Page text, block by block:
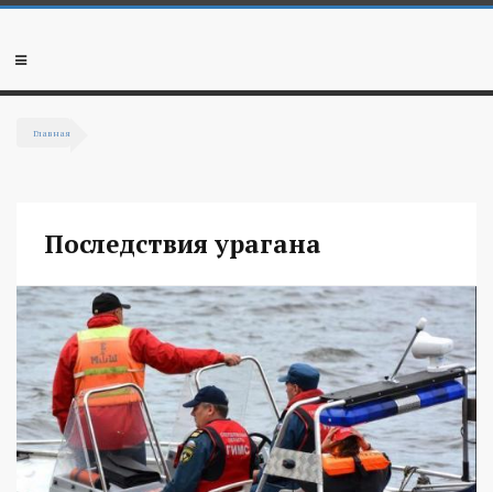
Перейти к основному содержанию
Мобильное
Главная
Последствия урагана